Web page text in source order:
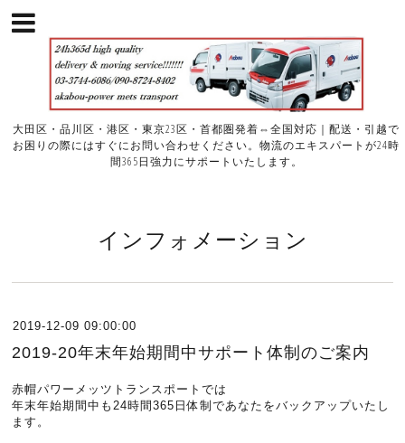
大田区・品川区・港区・東京23区・首都圏発着⇔全国対応｜配送・引越で
お困りの際にはすぐにお問い合わせください。物流のエキスパートが24時
間365日強力にサポートいたします。
インフォメーション
2019-12-09 09:00:00
2019-20年末年始期間中サポート体制のご案内
赤帽パワーメッツトランスポートでは
年末年始期間中も24時間365日体制であなたをバックアップいたし
ます。